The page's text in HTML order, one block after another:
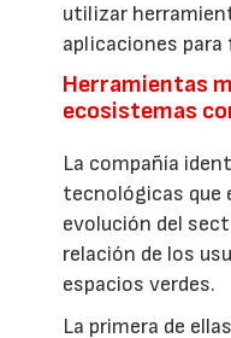
utilizar
aplicaciones
Herramientas
ecosistemas
La compañía
tecnológicas que
evolución del
relación de los
espacios verdes.
La primera de